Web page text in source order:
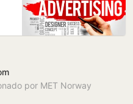
por MET Norway